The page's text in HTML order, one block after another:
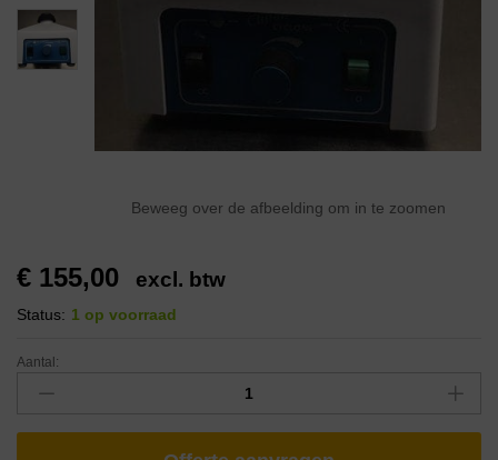
Beweeg over de afbeelding om in te zoomen
€ 155,00 excl. btw
Status: 1 op voorraad
Aantal: